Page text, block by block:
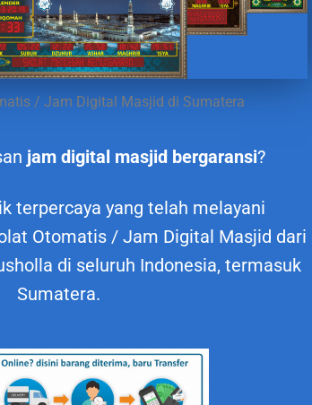
/ Jam Digital Masjid di Sumatera
jam digital masjid bergaransi?
terpercaya yang telah melayani
Otomatis / Jam Digital Masjid dari
di seluruh Indonesia, termasuk
Sumatera.